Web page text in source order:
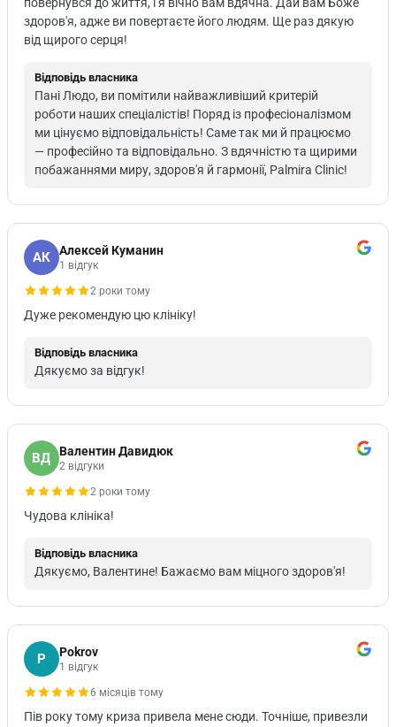
повернувся до життя, і я вічно вам вдячна. Дай вам Боже
здоров'я, адже ви повертаєте його людям. Ще раз дякую
від щирого серця!
Відповідь власника
Пані Людо, ви помітили найважливіший критерій
роботи наших спеціалістів! Поряд із професіоналізмом
ми цінуємо відповідальність! Саме так ми й працюємо
— професійно та відповідально. З вдячністю та щирими
побажаннями миру, здоров'я й гармонії, Palmira Clinic!
АК Алексей Куманин
1 відгук
2 роки тому
Дуже рекомендую цю клініку!
Відповідь власника
Дякуємо за відгук!
ВД Валентин Давидюк
2 відгуки
2 роки тому
Чудова клініка!
Відповідь власника
Дякуємо, Валентине! Бажаємо вам міцного здоров'я!
P Pokrov
1 відгук
6 місяців тому
Пів року тому криза привела мене сюди. Точніше, привезли